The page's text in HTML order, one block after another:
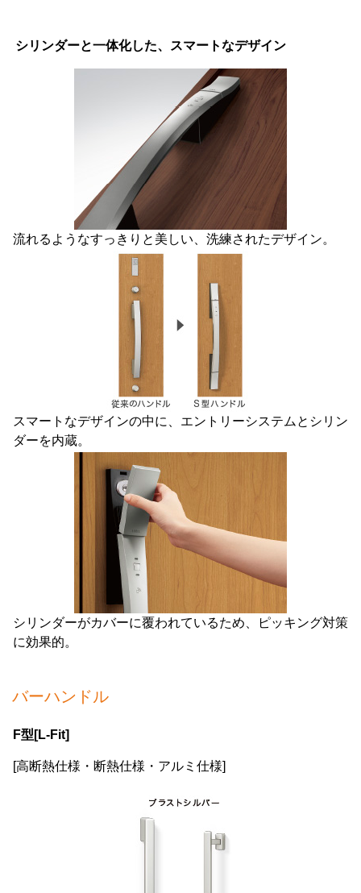
シリンダーと一体化した、スマートなデザイン
流れるようなすっきりと美しい、洗練されたデザイン。
スマートなデザインの中に、エントリーシステムとシリン
ダーを内蔵。
シリンダーがカバーに覆われているため、ピッキング対策
に効果的。
バーハンドル
F型[L-Fit]
[高断熱仕様・断熱仕様・アルミ仕様]